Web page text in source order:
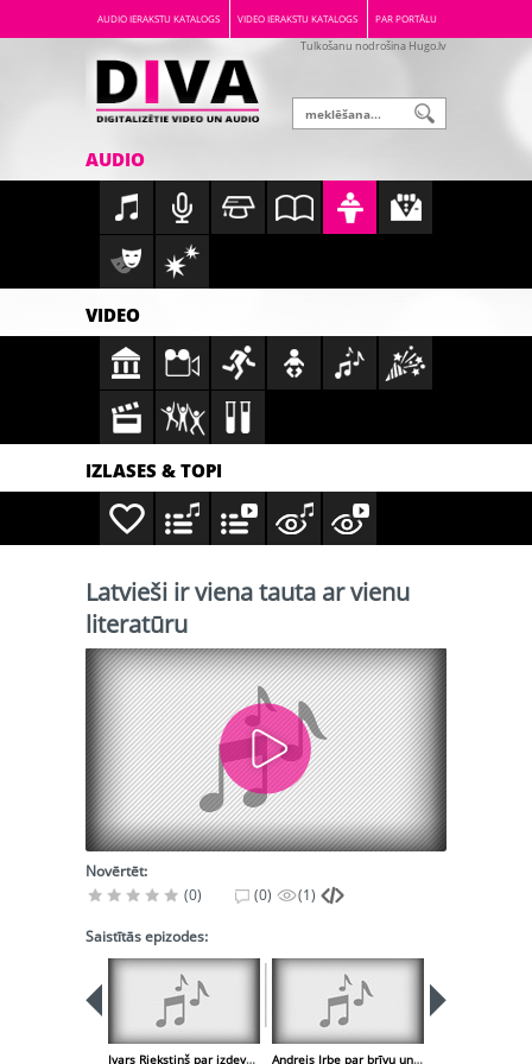
AUDIO IERAKSTU KATALOGS VIDEO IERAKSTU KATALOGS PAR PORTĀLU
Tulkošanu nodrošina Hugo.lv
AUDIO
VIDEO
IZLASES & TOPI
Latvieši ir viena tauta ar vienu
literatūru
Novērtēt:
(0)
(0) (1)
Saistītās epizodes:
Ivars Riekstiņš par izdevniecību darbu Andrejs Irbe par brīvu un radošu sabiedrību